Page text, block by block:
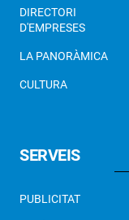
DIRECTORI
D'EMPRESES
LA PANORÀMICA
CULTURA
SERVEIS
PUBLICITAT